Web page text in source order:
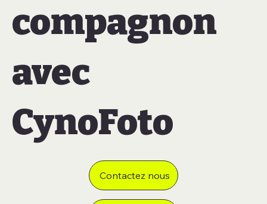
compagnon
avec
CynoFoto
Contactez nous